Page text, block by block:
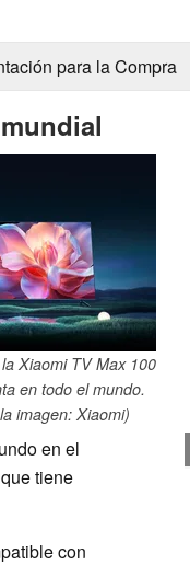
para la Compra
Xiaomi TV Max 100
en todo el mundo.
imagen: Xiaomi)
en el
tiene
con